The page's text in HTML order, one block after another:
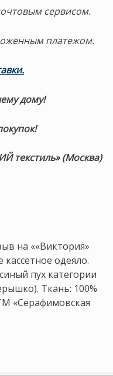
сервисом.
платежом.
дому!
текстиль» (Москва)
на ««Виктория»
кассетное одеяло.
пух категории
Ткань: 100%
«Серафимовская